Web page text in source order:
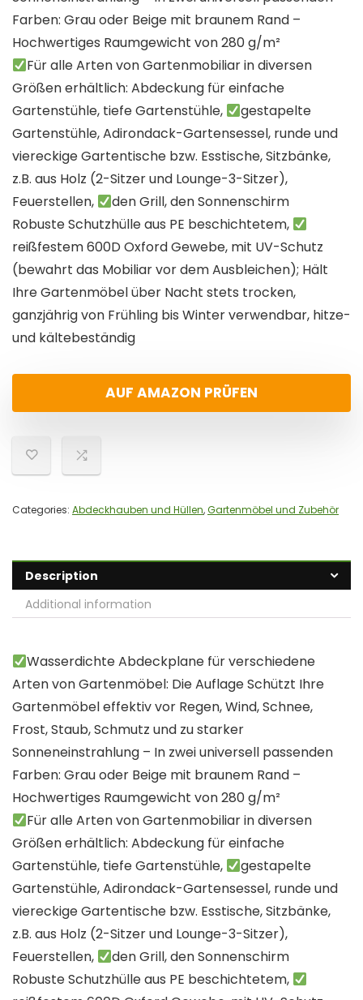
Farben: Grau oder Beige mit braunem Rand –
Hochwertiges Raumgewicht von 280 g/m²
Für alle Arten von Gartenmobiliar in diversen
Größen erhältlich: Abdeckung für einfache
Gartenstühle, tiefe Gartenstühle,
gestapelte
Gartenstühle, Adirondack-Gartensessel, runde und
viereckige Gartentische bzw. Esstische, Sitzbänke,
z.B. aus Holz (2-Sitzer und Lounge-3-Sitzer),
Feuerstellen,
den Grill, den Sonnenschirm
Robuste Schutzhülle aus PE beschichtetem,
reißfestem 600D Oxford Gewebe, mit UV-Schutz
(bewahrt das Mobiliar vor dem Ausbleichen); Hält
Ihre Gartenmöbel über Nacht stets trocken,
ganzjährig von Frühling bis Winter verwendbar, hitze-
und kältebeständig
AUF AMAZON PRÜFEN
Categories: Abdeckhauben und Hüllen,Gartenmöbel und Zubehör
Description
Additional information
Wasserdichte Abdeckplane für verschiedene
Arten von Gartenmöbel: Die Auflage Schützt Ihre
Gartenmöbel effektiv vor Regen, Wind, Schnee,
Frost, Staub, Schmutz und zu starker
Sonneneinstrahlung – In zwei universell passenden
Farben: Grau oder Beige mit braunem Rand –
Hochwertiges Raumgewicht von 280 g/m²
Für alle Arten von Gartenmobiliar in diversen
Größen erhältlich: Abdeckung für einfache
Gartenstühle, tiefe Gartenstühle,
gestapelte
Gartenstühle, Adirondack-Gartensessel, runde und
viereckige Gartentische bzw. Esstische, Sitzbänke,
z.B. aus Holz (2-Sitzer und Lounge-3-Sitzer),
Feuerstellen,
den Grill, den Sonnenschirm
Robuste Schutzhülle aus PE beschichtetem,